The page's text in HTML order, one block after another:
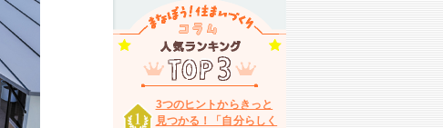
3つのヒントからきっと
見つかる！「自分らしく